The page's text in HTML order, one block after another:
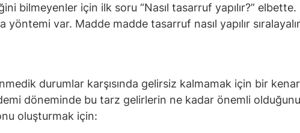
bilmeyenler için ilk soru “Nasıl tasarruf yapılır?”
var. Madde madde tasarruf nasıl yapılır
durumlar karşısında gelirsiz kalmamak için bir
döneminde bu tarz gelirlerin ne kadar önemli olduğunu
oluşturmak için: